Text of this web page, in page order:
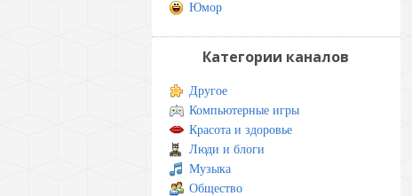
Юмор
Категории каналов
Другое
Компьютерные игры
Красота и здоровье
Люди и блоги
Музыка
Общество